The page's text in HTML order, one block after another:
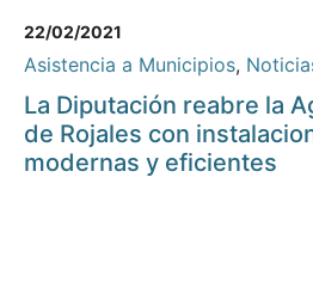
22/02/2021
Asistencia a Municipios,
La Diputación reabre la
de Rojales con
modernas y eficientes